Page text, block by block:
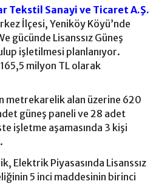
Tekstil Sanayi ve Ticaret A.Ş.
İlçesi, Yeniköy Köyü’nde
gücünde Lisanssız Güneş
işletilmesi planlanıyor.
milyon TL olarak
metrekarelik alan üzerine 620
güneş paneli ve 28 adet
işletme aşamasında 3 kişi
Elektrik Piyasasında Lisanssız
5 inci maddesinin birinci